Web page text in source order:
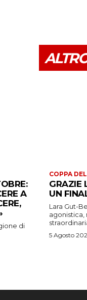
A
di
COPPA
GRAZIE
UN
Lara Gut-
agonistica,
5 Agosto